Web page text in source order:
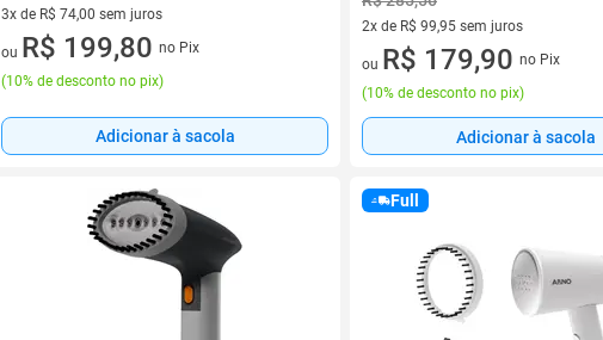
3x de R$ 74,00 sem juros
3 vez de R$ 74,00 sem juros
ou R$ 199,80 no Pix
(10% de desconto no pix)
Adicionar à sacola
2x de R$ 99,95 sem juros
2 vez de R$ 99,95 sem juros
ou R$ 179,90 no Pix
(10% de desconto no pix)
Adicionar à sacola
Full